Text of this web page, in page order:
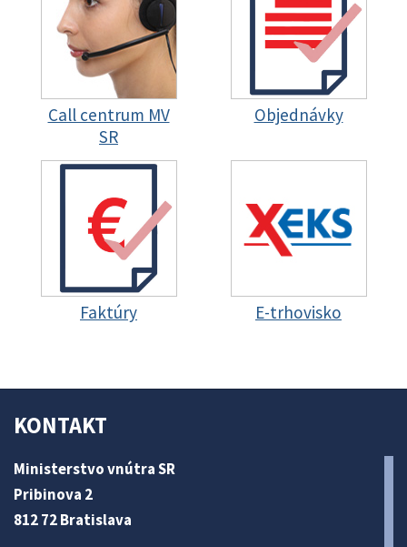
Call centrum MV
SR
Objednávky
Faktúry E-trhovisko
KONTAKT
Ministerstvo vnútra SR
Pribinova 2
812 72 Bratislava